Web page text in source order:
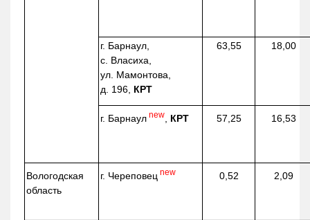
г. Барнаул,
с. Власиха,
ул. Мамонтова,
д. 196, КРТ
63,55 18,00
г. Барнаул new КРТ 57,25 16,53
Вологодская
область
г. Череповец new 0,52 2,09